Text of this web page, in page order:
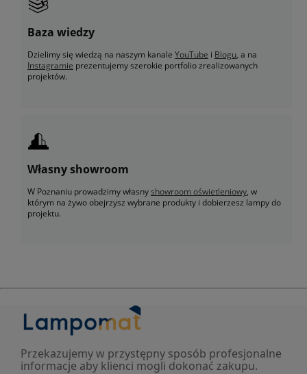
Baza wiedzy
Dzielimy się wiedzą na naszym kanale YouTube i Blogu, a na
Instagramie prezentujemy szerokie portfolio zrealizowanych
projektów.
Własny showroom
W Poznaniu prowadzimy własnyshowroom oświetleniowy, w
którym na żywo obejrzysz wybrane produkty i dobierzesz lampy do
projektu.
Przekazujemy w przystępny sposób profesjonalne
informacje aby klienci mogli dokonać zakupu.